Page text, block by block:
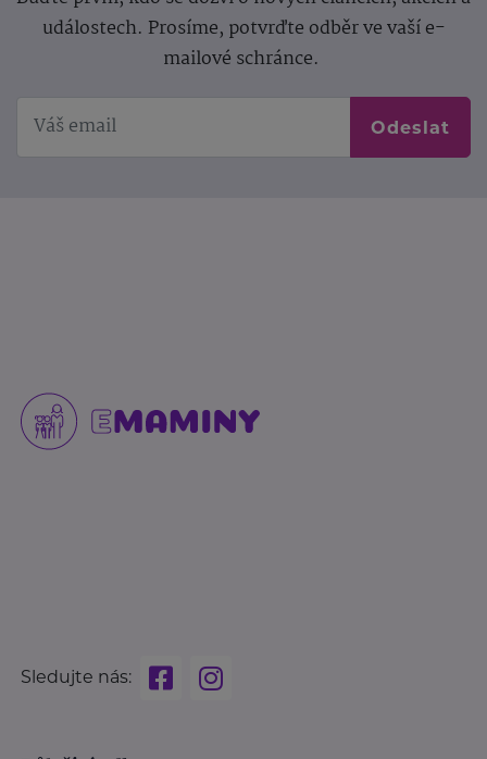
událostech. Prosíme, potvrďte odběr ve vaší e-
mailové schránce.
Odeslat
Sledujte nás: